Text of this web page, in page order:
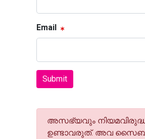
Email
Submit
അസഭ്യവും
ഉണ്ടാവരുത്. അവ സൈബര്‍